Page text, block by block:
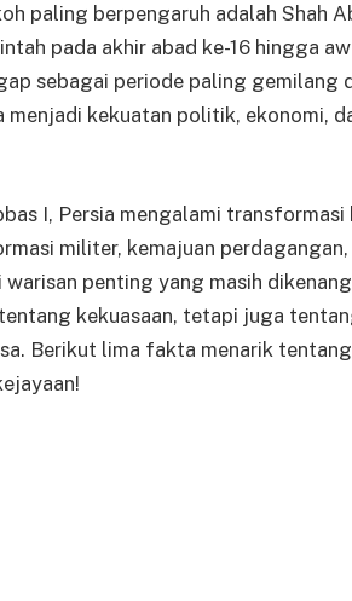
paling berpengaruh adalah Shah
pada akhir abad ke-16 hingga
sebagai periode paling gemilang
menjadi kekuatan politik, ekonomi,
I, Persia mengalami
militer, kemajuan
penting yang masih
kekuasaan, tetapi juga
Berikut lima fakta menarik